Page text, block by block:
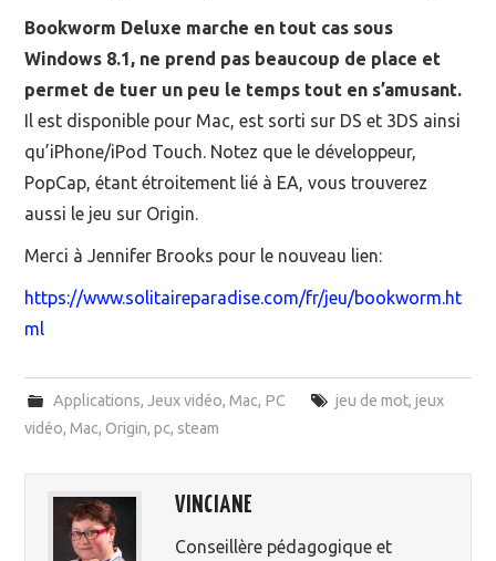
Bookworm Deluxe marche en tout cas sous
Windows 8.1, ne prend pas beaucoup de place et
permet de tuer un peu le temps tout en s’amusant.
Il est disponible pour Mac, est sorti sur DS et 3DS ainsi
qu’iPhone/iPod Touch. Notez que le développeur,
PopCap, étant étroitement lié à EA, vous trouverez
aussi le jeu sur Origin.
Merci à Jennifer Brooks pour le nouveau lien:
https://www.solitaireparadise.com/fr/jeu/bookworm.ht
ml
Applications, Jeux vidéo, Mac, PC jeu de mot, jeux
vidéo,Mac,Origin,pc, steam
VINCIANE
Conseillère pédagogique et